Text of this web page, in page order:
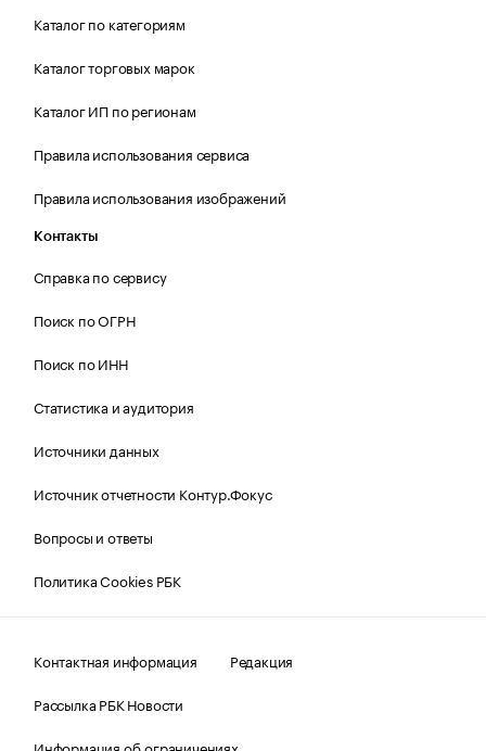
Каталог по категориям
Каталог торговых марок
Каталог ИП по регионам
Правила использования сервиса
Правила использования изображений
Контакты
Справка по сервису
Поиск по ОГРН
Поиск по ИНН
Статистика и аудитория
Источники данных
Источник отчетности Контур.Фокус
Вопросы и ответы
Политика Cookies РБК
Контактная информация
Редакция
Рассылка РБК Новости